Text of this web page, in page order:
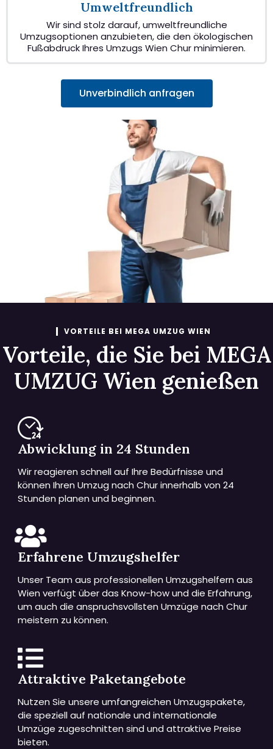
Umweltfreundlich
Wir sind stolz darauf, umweltfreundliche
Umzugsoptionen anzubieten, die den ökologischen
Fußabdruck Ihres Umzugs Wien Chur minimieren.
Unverbindlich anfragen
VORTEILE BEI MEGA UMZUG WIEN
Vorteile, die Sie bei MEGA
UMZUG Wien genießen
Abwicklung in 24 Stunden
Wir reagieren schnell auf Ihre Bedürfnisse und
können Ihren Umzug nach Chur innerhalb von 24
Stunden planen und beginnen.
Erfahrene Umzugshelfer
Unser Team aus professionellen Umzugshelfern aus
Wien verfügt über das Know-how und die Erfahrung,
um auch die anspruchsvollsten Umzüge nach Chur
meistern zu können.
Attraktive Paketangebote
Nutzen Sie unsere umfangreichen Umzugspakete,
die speziell auf nationale und internationale
Umzüge zugeschnitten sind und attraktive Preise
bieten.